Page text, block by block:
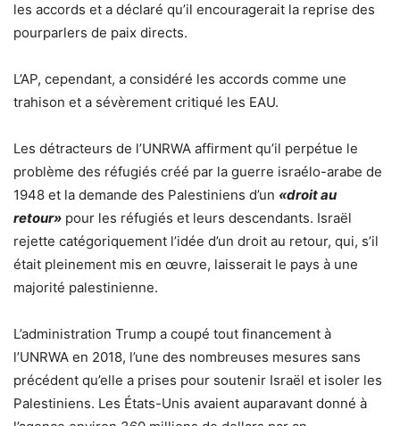
les accords et a déclaré qu’il encouragerait la reprise des
pourparlers de paix directs.
L’AP, cependant, a considéré les accords comme une
trahison et a sévèrement critiqué les EAU.
Les détracteurs de l’UNRWA affirment qu’il perpétue le
problème des réfugiés créé par la guerre israélo-arabe de
1948 et la demande des Palestiniens d’un «droit au
retour» pour les réfugiés et leurs descendants. Israël
rejette catégoriquement l’idée d’un droit au retour, qui, s’il
était pleinement mis en œuvre, laisserait le pays à une
majorité palestinienne.
L’administration Trump a coupé tout financement à
l’UNRWA en 2018, l’une des nombreuses mesures sans
précédent qu’elle a prises pour soutenir Israël et isoler les
Palestiniens. Les États-Unis avaient auparavant donné à